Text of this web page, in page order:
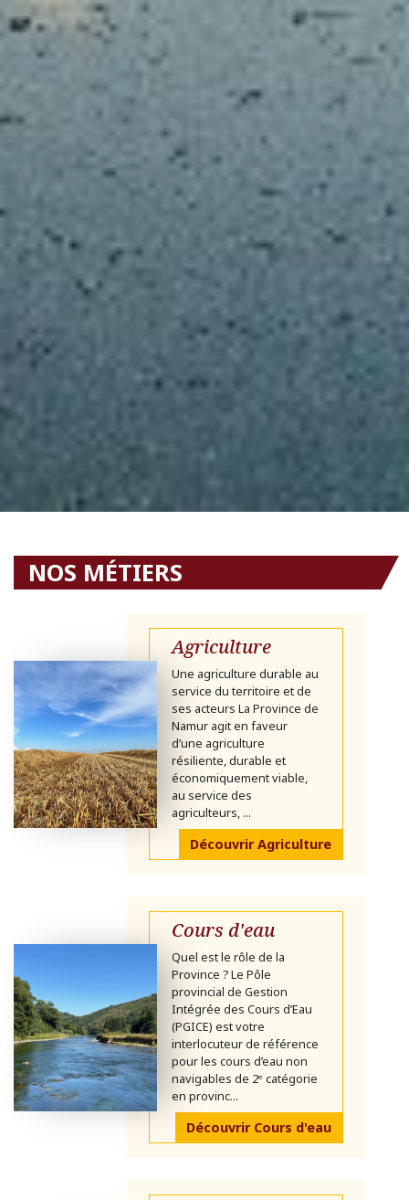
NOS MÉTIERS
Agriculture
Une agriculture durable au
service du territoire et de
ses acteurs La Province de
Namur agit en faveur
d’une agriculture
résiliente, durable et
économiquement viable,
au service des
agriculteurs, ...
Découvrir Agriculture
Cours d'eau
Quel est le rôle de la
Province ? Le Pôle
provincial de Gestion
Intégrée des Cours d’Eau
(PGICE) est votre
interlocuteur de référence
pour les cours d’eau non
navigables de 2ᵉ catégorie
en provinc...
Découvrir Cours d'eau